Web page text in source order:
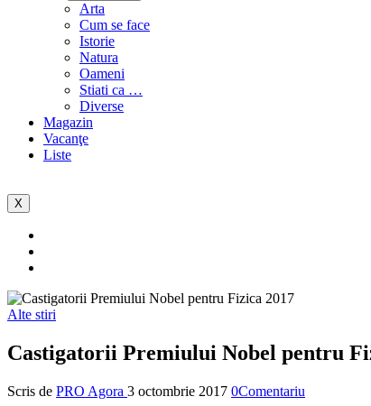
Arta
Cum se face
Istorie
Natura
Oameni
Stiati ca …
Diverse
Magazin
Vacanţe
Liste
X
Alte stiri
Castigatorii Premiului Nobel pentru
Scris de PRO Agora 3 octombrie 2017 0Comentariu